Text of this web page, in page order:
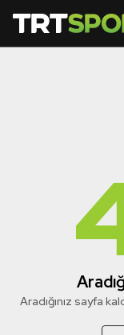
Aradığınız sayfa